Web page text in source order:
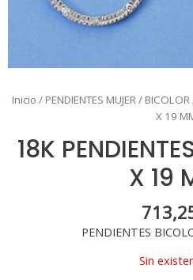
Inicio / PENDIENTES MUJER / BICOLOR
X 19
18K
X 19
PENDIENTES
Sin